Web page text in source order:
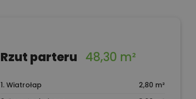
Rzut parteru 48,30 m²
1. Wiatrołap
2,80 m²